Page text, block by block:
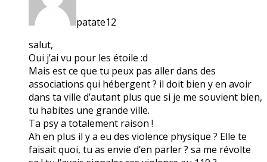
patate12
salut,
Oui j’ai vu pour les étoile :d
Mais est ce que tu peux pas aller dans des
associations qui hébergent ? il doit bien y en avoir
dans ta ville d’autant plus que si je me souvient bien,
tu habites une grande ville.
Ta psy a totalement raison !
Ah en plus il y a eu des violence physique ? Elle te
faisait quoi, tu as envie d’en parler ? sa me révolte